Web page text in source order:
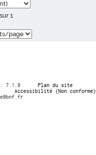
sur 1
: 7.1.0 Plan du site
Accessibilité (Non conforme)